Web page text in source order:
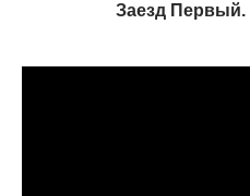
Заезд